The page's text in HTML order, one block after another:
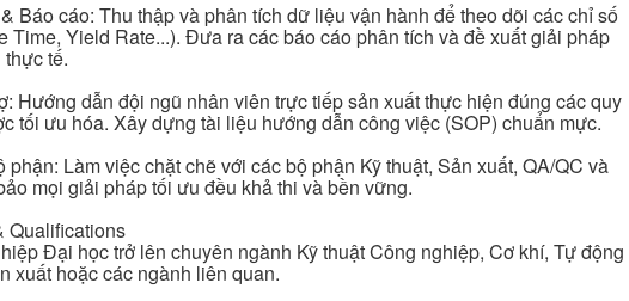
Báo cáo: Thu thập và phân tích dữ liệu vận hành để theo dõi các chỉ số
Time, Yield Rate...). Đưa ra các báo cáo phân tích và đề xuất giải pháp
tế.
Hướng dẫn đội ngũ nhân viên trực tiếp sản xuất thực hiện đúng các quy
tối ưu hóa. Xây dựng tài liệu hướng dẫn công việc (SOP) chuẩn mực.
phận: Làm việc chặt chẽ với các bộ phận Kỹ thuật, Sản xuất, QA/QC và
mọi giải pháp tối ưu đều khả thi và bền vững.
Qualifications
Đại học trở lên chuyên ngành Kỹ thuật Công nghiệp, Cơ khí, Tự động
xuất hoặc các ngành liên quan.